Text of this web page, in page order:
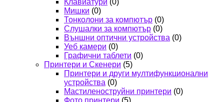
Клавиатури (0)
Мишки (0)
Тонколони за компютър (0)
Слушалки за компютър (0)
Външни оптични устройства (0)
Уеб камери (0)
Графични таблети (0)
Принтери и Скенери (5)
Принтери и други мултифункционални
устройства (0)
Мастиленоструйни принтери (0)
Фото принтери (5)